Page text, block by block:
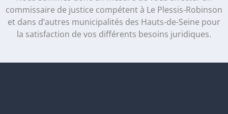
commissaire de justice compétent à Le Plessis-Robinson
et dans d’autres municipalités des Hauts-de-Seine pour
la satisfaction de vos différents besoins juridiques.